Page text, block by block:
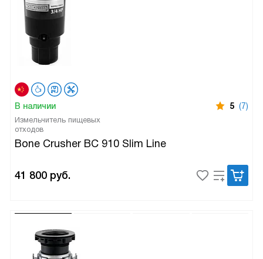
В наличии 5 (7)
Измельчитель пищевых
отходов
Bone Crusher BC 910 Slim Line
41 800 руб.